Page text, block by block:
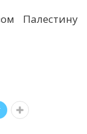
Палестину